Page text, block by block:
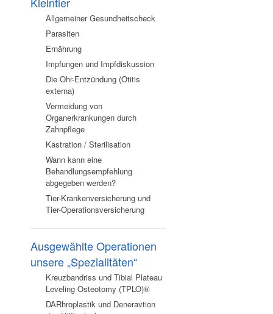
Allgemeiner Gesundheitscheck
Parasiten
Ernährung
Impfungen und Impfdiskussion
Die Ohr-Entzündung (Otitis
externa)
Vermeidung von
Organerkrankungen durch
Zahnpflege
Kastration / Sterilisation
Wann kann eine
Behandlungsempfehlung
abgegeben werden?
Tier-Krankenversicherung und
Tier-Operationsversicherung
Ausgewählte Operationen
unsere „Spezialitäten“
Kreuzbandriss und Tibial Plateau
Leveling Osteotomy (TPLO)®
DARhroplastik und Deneravtion